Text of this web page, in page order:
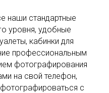
наши стандартные
уровня, удобные
кабинки для
профессиональным
фотографирования
на свой телефон,
с